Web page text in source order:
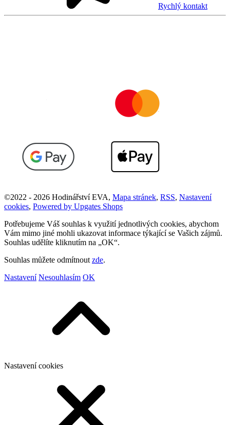
Rychlý kontakt
©2022 - 2026 Hodinářství EVA, Mapa stránek, RSS, Nastavení
cookies, Powered by Upgates Shops
Potřebujeme Váš souhlas k využití jednotlivých cookies, abychom
Vám mimo jiné mohli ukazovat informace týkající se Vašich zájmů.
Souhlas udělíte kliknutím na „OK“.
Souhlas můžete odmítnout zde.
Nastavení Nesouhlasím OK
Nastavení cookies